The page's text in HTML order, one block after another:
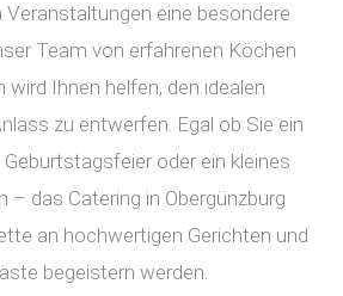
Veranstaltungen eine besondere
Team von erfahrenen Köchen
wird Ihnen helfen, den idealen
zu entwerfen. Egal ob Sie ein
oder ein kleines
– das Catering in Obergünzburg
an hochwertigen Gerichten und
begeistern werden.